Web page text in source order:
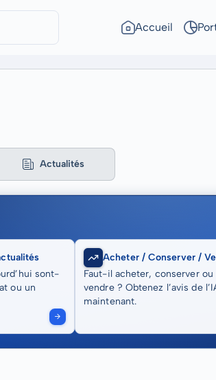
Accueil
Actualités
sont-
ou un
Acheter / Conserver /
Faut-il acheter, conserver ou
vendre ? Obtenez l’avis de
maintenant.